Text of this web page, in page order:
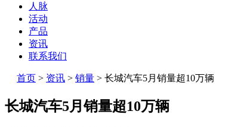
人脉
活动
产品
资讯
联系我们
首页 > 资讯 > 销量 > 长城汽车5月销量超10万辆
长城汽车5月销量超10万辆